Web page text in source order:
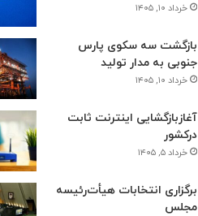
خرداد ۱۰, ۱۴۰۵
بازگشت سه سکوی پارس
جنوبی به مدار تولید
خرداد ۱۰, ۱۴۰۵
آغازبازگشایی اینترنت ثابت
درکشور
خرداد ۵, ۱۴۰۵
برگزاری انتخابات هیأت‌رئیسه
مجلس